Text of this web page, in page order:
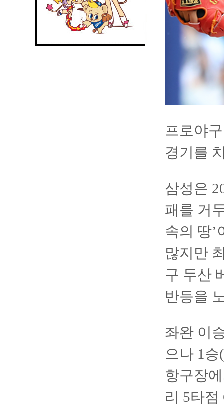
프로야
경기를
삼성은
패를 거
속의 땅
많지만
구 두산
반등을
좌완 이
으나 1
항구장
리 5타